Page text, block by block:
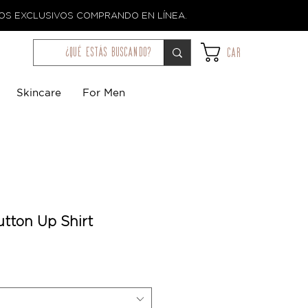
EXCLUSIVOS COMPRANDO EN LÍNEA.
¿qué estás buscando? Car
Skincare For Men
Up Shirt